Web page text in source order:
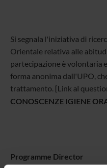
Si segnala l'iniziativa di
Orientale relativa alle
partecipazione è volontaria
forma anonima dall'UPO,
trattamento. [Link al
CONOSCENZE IGIENE
Programme Director